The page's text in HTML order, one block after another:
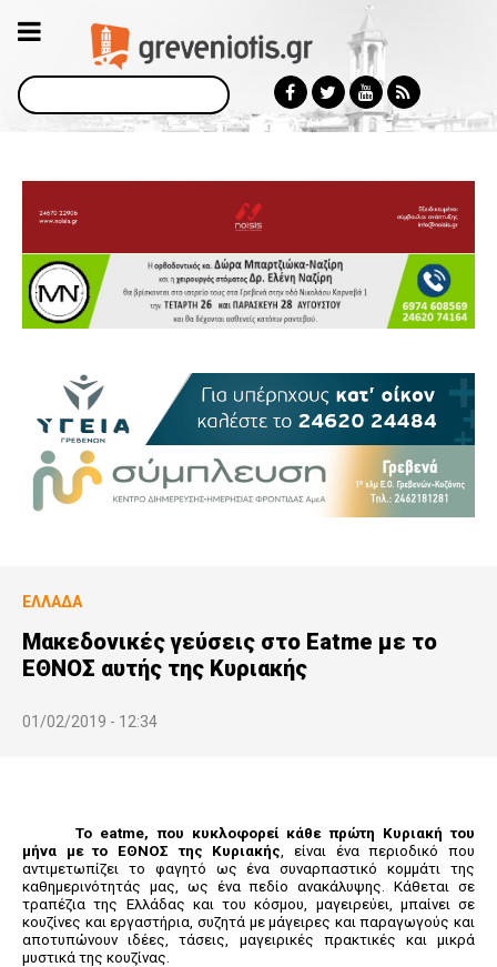
Αναζήτηση
ΕΛΛΆΔΑ
Μακεδονικές γεύσεις στο Eatme με το
ΕΘΝΟΣ αυτής της Κυριακής
01/02/2019 - 12:34
Το eatme, που κυκλοφορεί κάθε πρώτη Κυριακή του
μήνα με το ΕΘΝΟΣ της Κυριακής , είναι ένα περιοδικό που
αντιμετωπίζει το φαγητό ως ένα συναρπαστικό κομμάτι της
καθημερινότητάς μας, ως ένα πεδίο ανακάλυψης. Κάθεται σε
τραπέζια της Ελλάδας και του κόσμου, μαγειρεύει, μπαίνει σε
κουζίνες και εργαστήρια, συζητά με μάγειρες και παραγωγούς και
αποτυπώνουν ιδέες, τάσεις, μαγειρικές πρακτικές και μικρά
μυστικά της κουζίνας.